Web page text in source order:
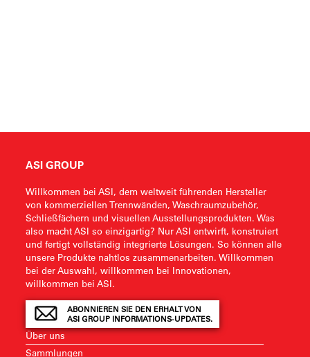
ASI GROUP
Willkommen bei ASI, dem weltweit führenden Hersteller
von kommerziellen Trennwänden, Waschraumzubehör,
Schließfächern und visuellen Ausstellungsprodukten. Was
also macht ASI so einzigartig? Nur ASI entwirft, konstruiert
und fertigt vollständig integrierte Lösungen. So können alle
unsere Produkte nahtlos zusammenarbeiten. Willkommen
bei der Auswahl, willkommen bei Innovationen,
willkommen bei ASI.
ABONNIEREN SIE DEN ERHALT VON
ASI GROUP INFORMATIONS-UPDATES.
Über uns
Sammlungen